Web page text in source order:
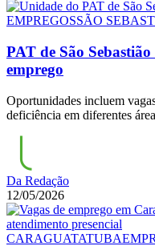
EMPREGOSSÃO
PAT de São
emprego
Oportunidades incluem
deficiência em diferentes
Da Redação
12/05/2026
CARAGUATATUBA